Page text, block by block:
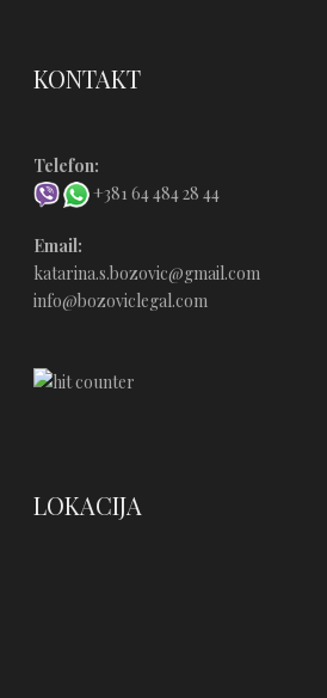
KONTAKT
Telefon:
+381 64 484 28 44
Email:
katarina.s.bozovic@gmail.com
info@bozoviclegal.com
LOKACIJA